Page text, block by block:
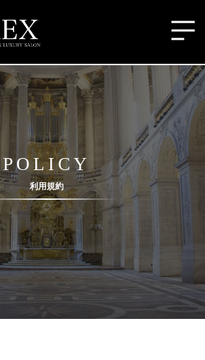
POLICY
利用規約